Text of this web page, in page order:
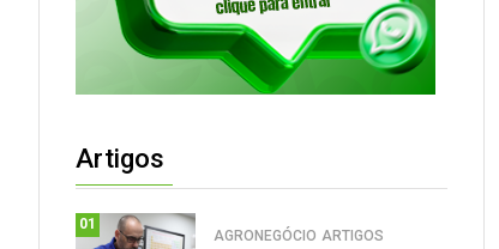
Artigos
01
AGRONEGÓCIO ARTIGOS